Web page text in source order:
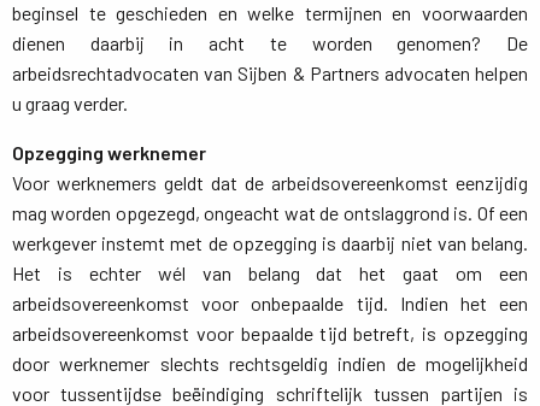
beginsel te geschieden en welke termijnen en voorwaarden
dienen daarbij in acht te worden genomen? De
arbeidsrechtadvocaten van Sijben & Partners advocaten helpen
u graag verder.
Opzegging werknemer
Voor werknemers geldt dat de arbeidsovereenkomst eenzijdig
mag worden opgezegd, ongeacht wat de ontslaggrond is. Of een
werkgever instemt met de opzegging is daarbij niet van belang.
Het is echter wél van belang dat het gaat om een
arbeidsovereenkomst voor onbepaalde tijd. Indien het een
arbeidsovereenkomst voor bepaalde tijd betreft, is opzegging
door werknemer slechts rechtsgeldig indien de mogelijkheid
voor tussentijdse beëindiging schriftelijk tussen partijen is